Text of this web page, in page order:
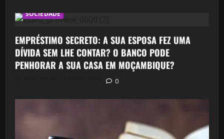
SOCIEDADE
EMPRÉSTIMO SECRETO: A SUA ESPOSA FEZ UMA
DÍVIDA SEM LHE CONTAR? O BANCO PODE
PENHORAR A SUA CASA EM MOÇAMBIQUE?
0